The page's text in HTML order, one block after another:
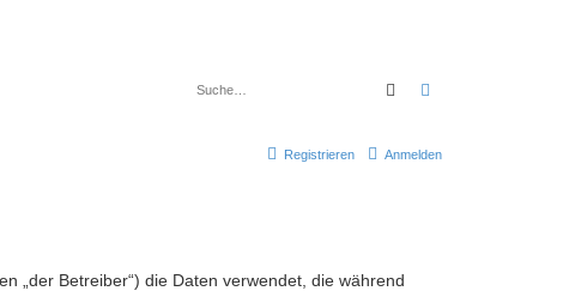
Suche
Anmelden
Registrieren
„der Betreiber“) die Daten verwendet, die während